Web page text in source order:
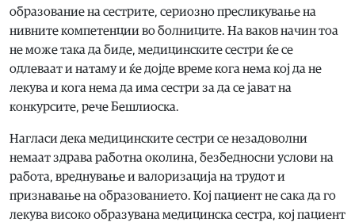
образование на сестрите, сериозно пресликување на
нивните компетенции во болниците. На ваков начин тоа
не може така да биде, медицинските сестри ќе се
одлеваат и натаму и ќе дојде време кога нема кој да не
лекува и кога нема да има сестри за да се јават на
конкурсите, рече Бешлиоска.
Нагласи дека медицинските сестри се незадоволни
немаат здрава работна околина, безбедносни услови на
работа, вреднување и валоризација на трудот и
признавање на образованието. Кој пациент не сака да го
лекува високо образувана медицинска сестра, кој пациент